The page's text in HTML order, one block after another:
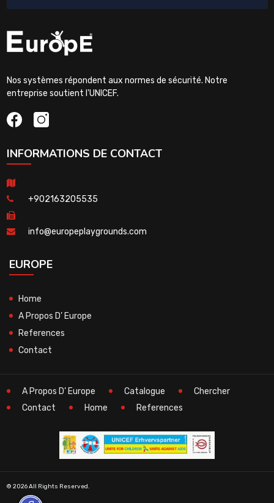
Nos systèmes répondent aux normes de sécurité. Notre
entreprise soutient l'UNICEF.
INFORMATIONS DE CONTACT
+902163205535
info@europeplaygrounds.com
EUROPE
Home
A Propos D’ Europe
References
Contact
A Propos D’ Europe Catalogue
Chercher
Contact
Home References
© 2026 All Rights Reserved.